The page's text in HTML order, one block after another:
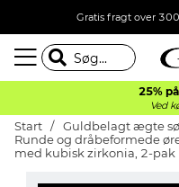
Gratis fragt over
25%
Ved
Start
Guldbelagt ægte
Runde og dråbeformede
med kubisk zirkonia, 2-pak